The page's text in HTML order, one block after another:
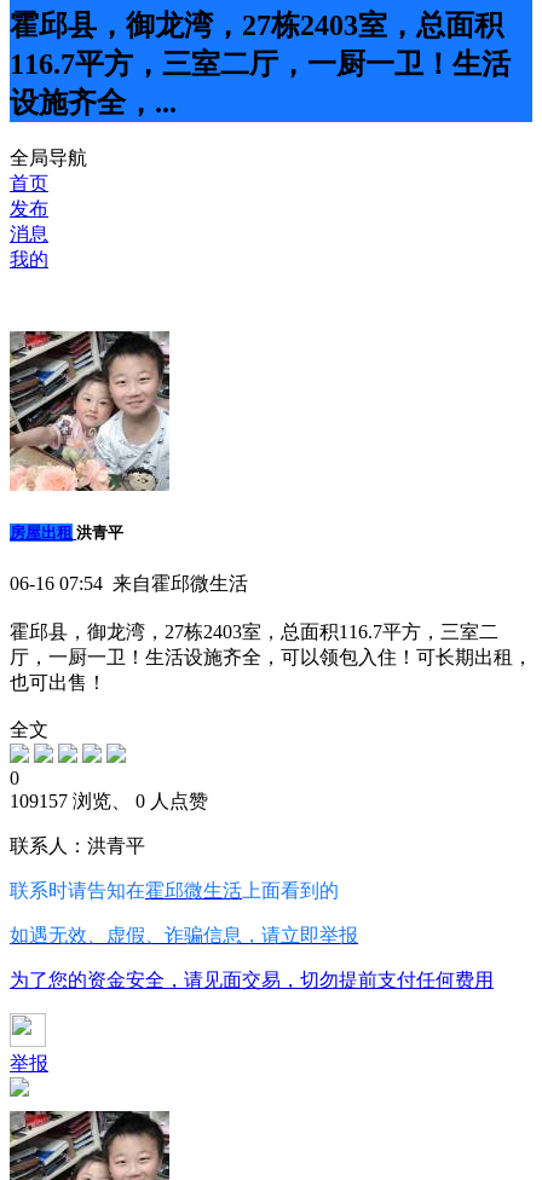
霍邱县，御龙湾，27栋2403室，总面积
116.7平方，三室二厅，一厨一卫！生活
设施齐全，...
全局导航
首页
发布
消息
我的
房屋出租 洪青平
06-16 07:54 来自霍邱微生活
霍邱县，御龙湾，27栋2403室，总面积116.7平方，三室二
厅，一厨一卫！生活设施齐全，可以领包入住！可长期出租，
也可出售！
全文
0
109157 浏览、 0 人点赞
联系人：洪青平
联系时请告知在霍邱微生活 上面看到的
如遇无效、虚假、诈骗信息，请立即举报
为了您的资金安全，请见面交易，切勿提前支付任何费用
举报